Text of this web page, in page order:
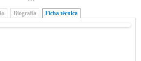
Biografia Ficha técnica